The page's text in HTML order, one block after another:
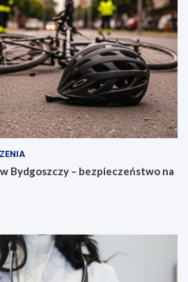
Bydgoszczy – bezpieczeństwo na